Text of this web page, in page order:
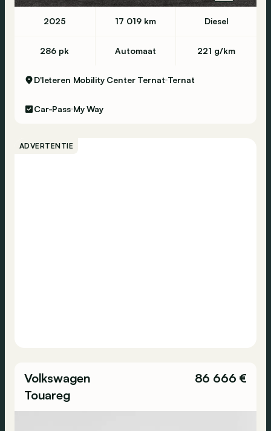
2025 17 019 km Diesel
286 pk Automaat 221 g/km
D'Ieteren Mobility Center Ternat Ternat
Car-Pass My Way
ADVERTENTIE
Volkswagen
Touareg
86 666 €